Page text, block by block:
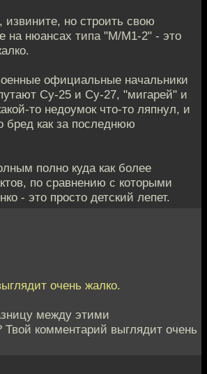
извините, но строить свою
на нюансах типа "М/М1-2" - это
официальные начальники
Су-25 и Су-27, "мигарей" и
то недоумок что-то ляпнул, и
бред как за последнюю
полно куда как более
по сравнению с которыми
- это просто детский лепет.
очень жалко.
между этими
комментарий выглядит очень